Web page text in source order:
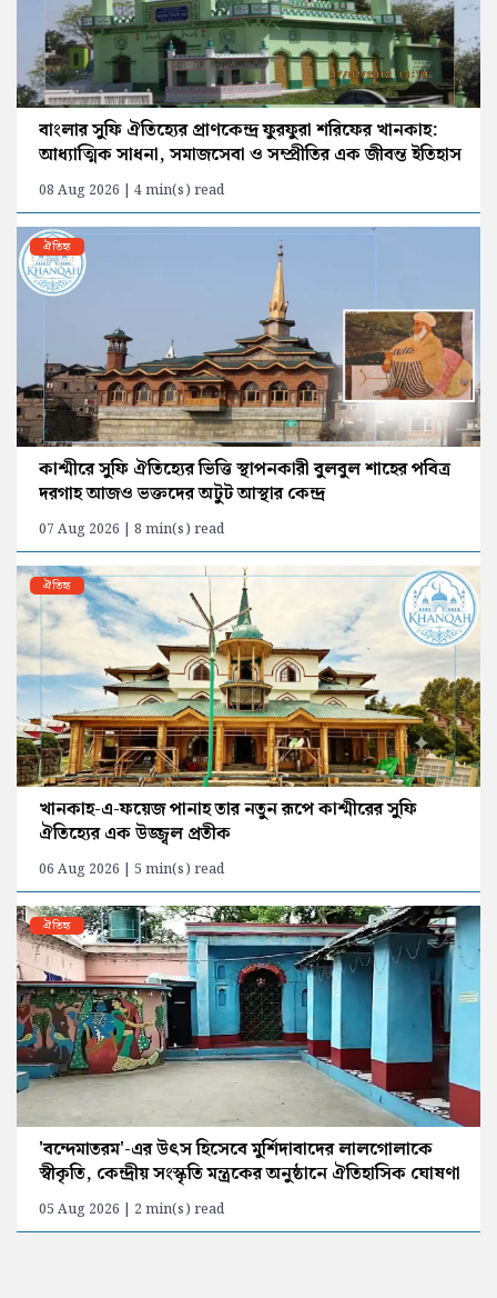
বাংলার সুফি ঐতিহ্যের প্রাণকেন্দ্র ফুরফুরা শরিফের খানকাহ:
আধ্যাত্মিক সাধনা, সমাজসেবা ও সম্প্রীতির এক জীবন্ত ইতিহাস
08 Aug 2026 | 4 min(s) read
ঐতিহ্য
কাশ্মীরে সুফি ঐতিহ্যের ভিত্তি স্থাপনকারী বুলবুল শাহের পবিত্র
দরগাহ আজও ভক্তদের অটুট আস্থার কেন্দ্র
07 Aug 2026 | 8 min(s) read
ঐতিহ্য
খানকাহ-এ-ফয়েজ পানাহ তার নতুন রূপে কাশ্মীরের সুফি
ঐতিহ্যের এক উজ্জ্বল প্রতীক
06 Aug 2026 | 5 min(s) read
ঐতিহ্য
'বন্দেমাতরম'-এর উৎস হিসেবে মুর্শিদাবাদের লালগোলাকে
স্বীকৃতি, কেন্দ্রীয় সংস্কৃতি মন্ত্রকের অনুষ্ঠানে ঐতিহাসিক ঘোষণা
05 Aug 2026 | 2 min(s) read